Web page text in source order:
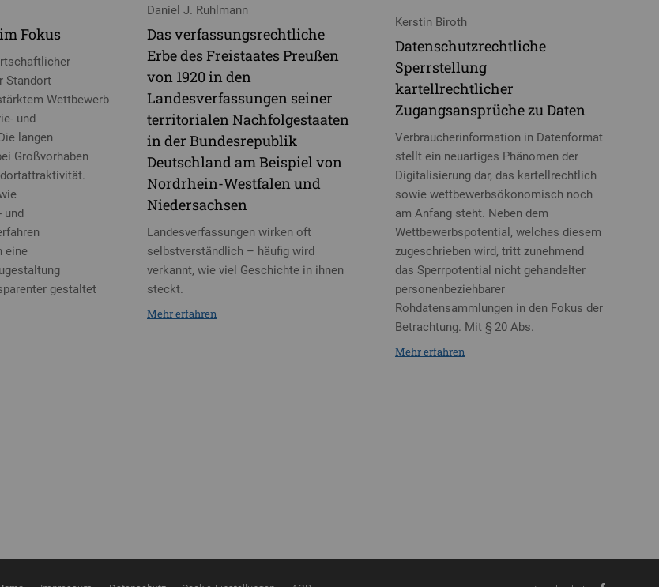
Fokus
Standort
Wettbewerb
und
langen
Großvorhaben
und
eine
gestaltet
Daniel J. Ruhlmann
Das verfassungsrechtliche
Erbe des Freistaates Preußen
von 1920 in den
Landesverfassungen seiner
territorialen Nachfolgestaaten
in der Bundesrepublik
Deutschland am Beispiel von
Nordrhein-Westfalen und
Niedersachsen
Landesverfassungen wirken oft
selbstverständlich – häufig wird
verkannt, wie viel Geschichte in ihnen
steckt.
Mehr erfahren
Kerstin Biroth
Datenschutzrechtliche
Sperrstellung
kartellrechtlicher
Zugangsansprüche zu Daten
Verbraucherinformation in Datenformat
stellt ein neuartiges Phänomen der
Digitalisierung dar, das kartellrechtlich
sowie wettbewerbsökonomisch noch
am Anfang steht. Neben dem
Wettbewerbspotential, welches diesem
zugeschrieben wird, tritt zunehmend
das Sperrpotential nicht gehandelter
personenbeziehbarer
Rohdatensammlungen in den Fokus der
Betrachtung. Mit § 20 Abs.
Mehr erfahren